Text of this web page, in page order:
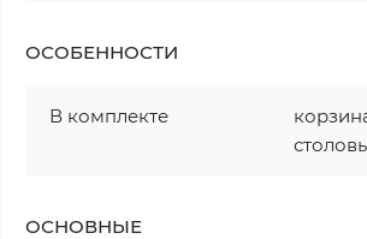
ОСОБЕННОСТИ
В комплекте
ОСНОВНЫЕ